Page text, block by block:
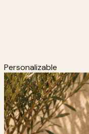
Personalizable